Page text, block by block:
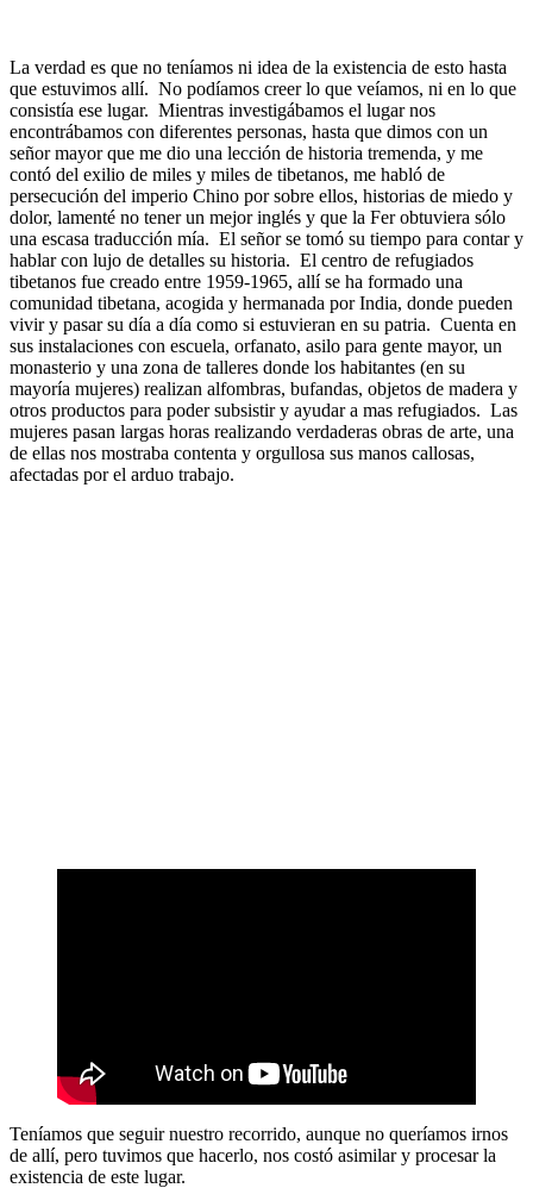
La verdad es que no teníamos ni idea de la existencia de esto hasta
que estuvimos allí. No podíamos creer lo que veíamos, ni en lo que
consistía ese lugar. Mientras investigábamos el lugar nos
encontrábamos con diferentes personas, hasta que dimos con un
señor mayor que me dio una lección de historia tremenda, y me
contó del exilio de miles y miles de tibetanos, me habló de
persecución del imperio Chino por sobre ellos, historias de miedo y
dolor, lamenté no tener un mejor inglés y que la Fer obtuviera sólo
una escasa traducción mía. El señor se tomó su tiempo para contar y
hablar con lujo de detalles su historia. El centro de refugiados
tibetanos fue creado entre 1959-1965, allí se ha formado una
comunidad tibetana, acogida y hermanada por India, donde pueden
vivir y pasar su día a día como si estuvieran en su patria. Cuenta en
sus instalaciones con escuela, orfanato, asilo para gente mayor, un
monasterio y una zona de talleres donde los habitantes (en su
mayoría mujeres) realizan alfombras, bufandas, objetos de madera y
otros productos para poder subsistir y ayudar a mas refugiados. Las
mujeres pasan largas horas realizando verdaderas obras de arte, una
de ellas nos mostraba contenta y orgullosa sus manos callosas,
afectadas por el arduo trabajo.
Teníamos que seguir nuestro recorrido, aunque no queríamos irnos
de allí, pero tuvimos que hacerlo, nos costó asimilar y procesar la
existencia de este lugar.